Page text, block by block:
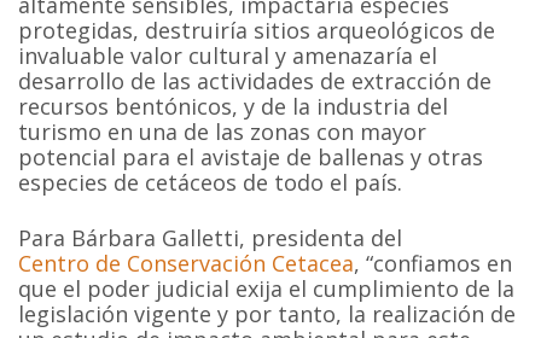
protegidas, destruiría sitios arqueológicos de
invaluable valor cultural y amenazaría el
desarrollo de las actividades de extracción de
recursos bentónicos, y de la industria del
turismo en una de las zonas con mayor
potencial para el avistaje de ballenas y otras
especies de cetáceos de todo el país.
Para Bárbara Galletti, presidenta del
Centro de Conservación Cetacea, “confiamos en
que el poder judicial exija el cumplimiento de la
legislación vigente y por tanto, la realización de